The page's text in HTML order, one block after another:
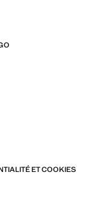
ET COOKIES